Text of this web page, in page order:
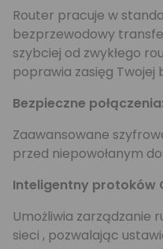
Router pracuje w
bezprzewodowy
szybciej od zwykłego
poprawia zasięg Twojej
Bezpieczne połączenia:
Zaawansowane
przed niepowołanym
Inteligentny protoków
Umożliwia zarządzanie
sieci , pozwalając